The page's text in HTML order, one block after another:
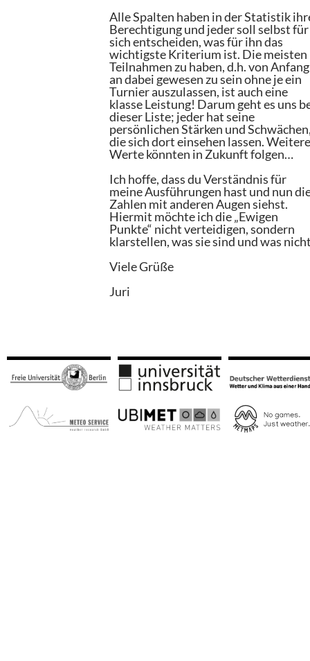
Alle Spalten haben in der Statistik
Berechtigung und jeder soll selbst für
sich entscheiden, was für ihn das
wichtigste Kriterium ist. Die meisten
Teilnahmen zu haben, d.h. von Anfang
an dabei gewesen zu sein ohne je ein
Turnier auszulassen, ist auch eine
klasse Leistung! Darum geht es uns
dieser Liste; jeder hat seine
persönlichen Stärken und
die sich dort einsehen lassen.
Werte könnten in Zukunft folgen…
Ich hoffe, dass du Verständnis für
meine Ausführungen hast und nun
Zahlen mit anderen Augen siehst.
Hiermit möchte ich die „Ewigen
Punkte“ nicht verteidigen, sondern
klarstellen, was sie sind und was
Viele Grüße
Juri